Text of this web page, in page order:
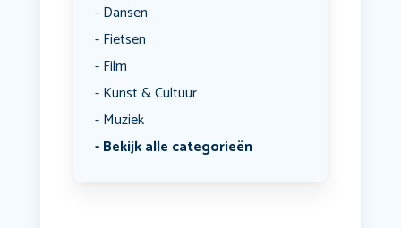
Dansen
Fietsen
Film
Kunst & Cultuur
Muziek
Bekijk alle categorieën